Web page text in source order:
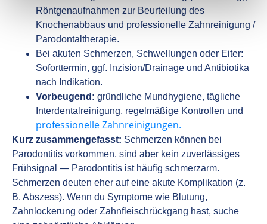
Röntgenaufnahmen zur Beurteilung des
Knochenabbaus und professionelle Zahnreinigung /
Parodontaltherapie.
Bei akuten Schmerzen, Schwellungen oder Eiter:
Soforttermin, ggf. Inzision/Drainage und Antibiotika
nach Indikation.
Vorbeugend: gründliche Mundhygiene, tägliche
Interdentalreinigung, regelmäßige Kontrollen und
professionelle Zahnreinigungen.
Kurz zusammengefasst: Schmerzen können bei
Parodontitis vorkommen, sind aber kein zuverlässiges
Frühsignal — Parodontitis ist häufig schmerzarm.
Schmerzen deuten eher auf eine akute Komplikation (z.
B. Abszess). Wenn du Symptome wie Blutung,
Zahnlockerung oder Zahnfleischrückgang hast, suche